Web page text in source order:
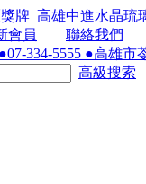
會員
聯絡我們
334-5555 ●高雄
高級搜索